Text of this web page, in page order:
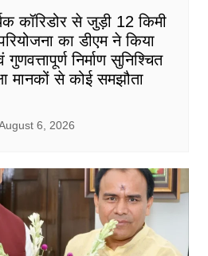
कॉरिडोर से जुड़ी 12 किमी
का डीएम ने किया
निर्माण सुनिश्चित
मानकों से कोई समझौता
6, 2026